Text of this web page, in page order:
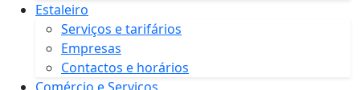
Estaleiro
Serviços e tarifários
Empresas
Contactos e horários